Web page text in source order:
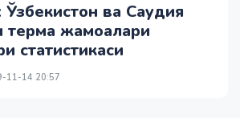
Ўзбекистон ва Саудия
терма жамоалари
статистикаси
11-14 20:57